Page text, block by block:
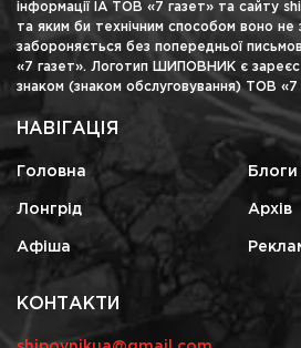
інформації ІА ТОВ «7 газет» та сайту
та яким би технічним способом воно не
забороняється без попередньої
«7 газет». Логотип ШИПОВНИК є
знаком (знаком обслуговування) ТОВ «7
НАВІГАЦІЯ
Головна Блоги
Лонгрід Архів
Афіша
КОНТАКТИ